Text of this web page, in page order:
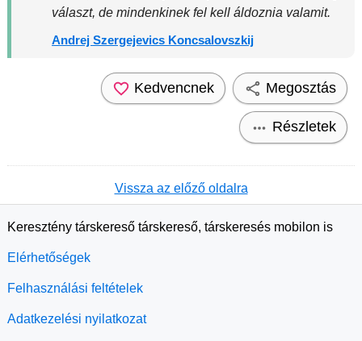
választ, de mindenkinek fel kell áldoznia valamit.
Andrej Szergejevics Koncsalovszkij
Kedvencnek Megosztás
Részletek
Vissza az előző oldalra
Keresztény társkereső társkereső, társkeresés mobilon is
Elérhetőségek
Felhasználási feltételek
Adatkezelési nyilatkozat